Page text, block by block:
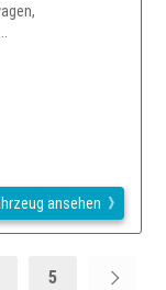
ansehen
5